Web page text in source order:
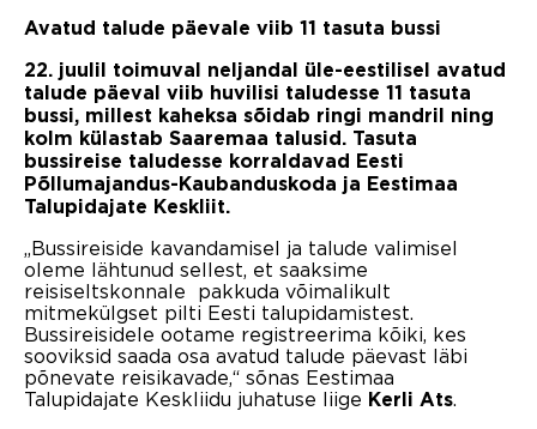
Avatud talude päevale viib 11 tasuta bussi
22. juulil toimuval neljandal üle-eestilisel avatud
talude päeval viib huvilisi taludesse 11 tasuta
bussi, millest kaheksa sõidab ringi mandril ning
kolm külastab Saaremaa talusid. Tasuta
bussireise taludesse korraldavad Eesti
Põllumajandus-Kaubanduskoda ja Eestimaa
Talupidajate Keskliit.
„Bussireiside kavandamisel ja talude valimisel
oleme lähtunud sellest, et saaksime
reisiseltskonnale pakkuda võimalikult
mitmekülgset pilti Eesti talupidamistest.
Bussireisidele ootame registreerima kõiki, kes
sooviksid saada osa avatud talude päevast läbi
põnevate reisikavade,“ sõnas Eestimaa
Talupidajate Keskliidu juhatuse liige Kerli Ats.